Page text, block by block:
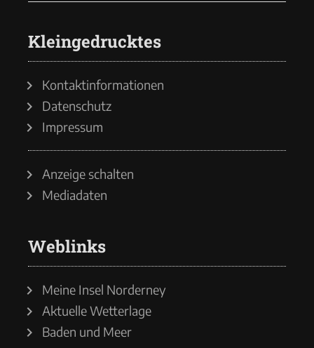
Kleingedrucktes
Kontaktinformationen
Datenschutz
Impressum
Anzeige schalten
Mediadaten
Weblinks
Meine Insel Norderney
Aktuelle Wetterlage
Baden und Meer